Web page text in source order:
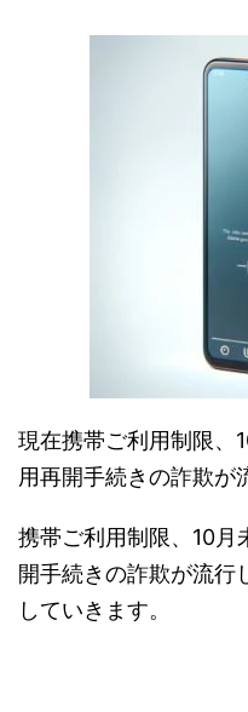
現在携帯ご利用制限
用再開手続きの詐欺が
携帯ご利用制限、10
開手続きの詐欺が流行
していきます。